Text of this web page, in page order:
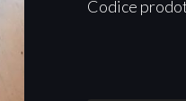
Codice